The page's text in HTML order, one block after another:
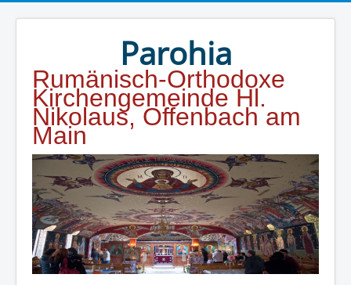
Parohia
Rumänisch-Orthodoxe
Kirchengemeinde Hl.
Nikolaus, Offenbach am
Main